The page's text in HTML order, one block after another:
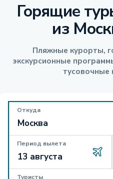
Горящие
из
Пляжные курорты,
экскурсионные
тусовочные
Откуда
Период вылета
Туристы